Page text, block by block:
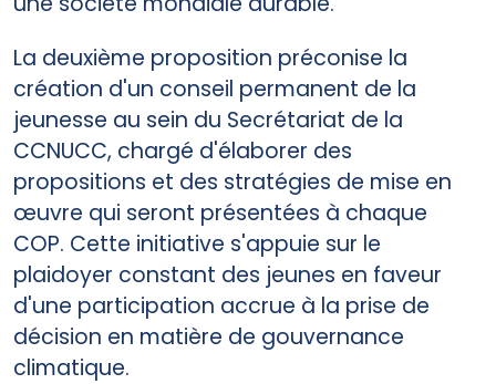
La deuxième proposition préconise la
création d'un conseil permanent de la
jeunesse au sein du Secrétariat de la
CCNUCC, chargé d'élaborer des
propositions et des stratégies de mise en
œuvre qui seront présentées à chaque
COP. Cette initiative s'appuie sur le
plaidoyer constant des jeunes en faveur
d'une participation accrue à la prise de
décision en matière de gouvernance
climatique.